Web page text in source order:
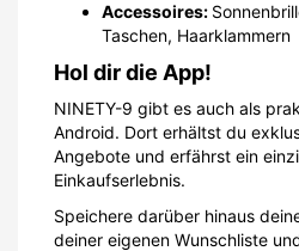
Accessoires:
Taschen, Haarklammern
Hol dir die App!
NINETY-9 gibt es auch als
Android. Dort erhältst du
Angebote und erfährst ein
Einkaufserlebnis.
Speichere darüber hinaus
deiner eigenen Wunschliste